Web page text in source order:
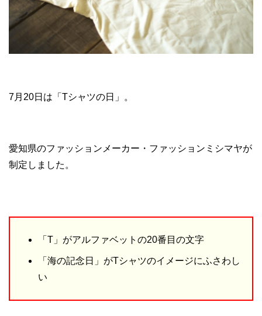
7月20日は「Tシャツの日」。
愛知県のファッションメーカー・ファッションミシマヤが
制定しました。
「T」がアルファベットの20番目の文字
「海の記念日」がTシャツのイメージにふさわし
い